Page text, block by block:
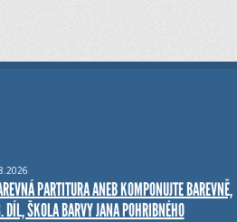
PARTITURA ANEB KOMPONUJTE BAREVNĚ,
DÍL, ŠKOLA BARVY JANA POHRIBNÉHO